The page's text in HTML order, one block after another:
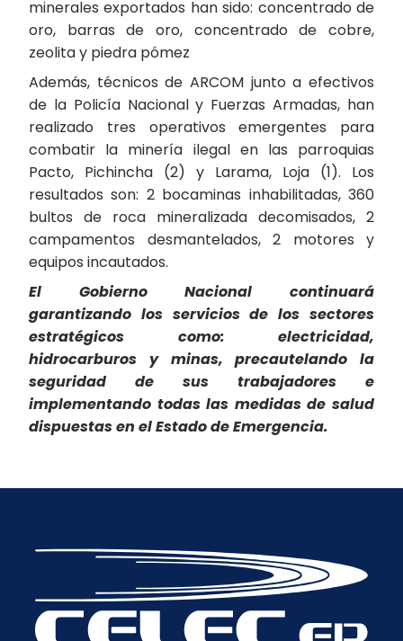
minerales exportados han sido: concentrado de
oro, barras de oro, concentrado de cobre,
zeolita y piedra pómez
Además, técnicos de ARCOM junto a efectivos
de la Policía Nacional y Fuerzas Armadas, han
realizado tres operativos emergentes para
combatir la minería ilegal en las parroquias
Pacto, Pichincha (2) y Larama, Loja (1). Los
resultados son: 2 bocaminas inhabilitadas, 360
bultos de roca mineralizada decomisados, 2
campamentos desmantelados, 2 motores y
equipos incautados.
El Gobierno Nacional continuará
garantizando los servicios de los sectores
estratégicos como: electricidad,
hidrocarburos y minas, precautelando la
seguridad de sus trabajadores e
implementando todas las medidas de salud
dispuestas en el Estado de Emergencia.